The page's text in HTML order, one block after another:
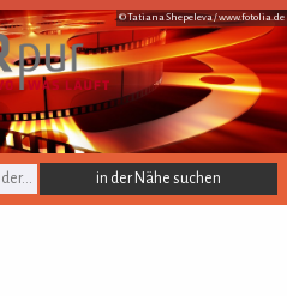
© Tatiana Shepeleva /www.fotolia.de